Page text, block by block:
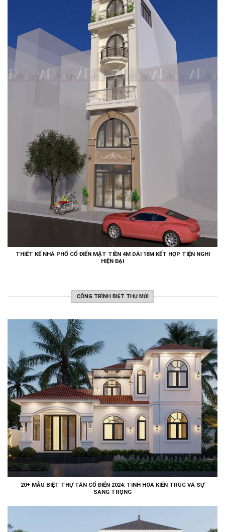
THIẾT KẾ NHÀ PHỐ CỔ ĐIỂN MẶT TIỀN 4M DÀI 18M KẾT HỢP TIỆN NGHI
HIỆN ĐẠI
CÔNG TRÌNH BIỆT THỰ MỚI
20+ MẪU BIỆT THỰ TÂN CỔ ĐIỂN 2024: TINH HOA KIẾN TRÚC VÀ SỰ
SANG TRỌNG